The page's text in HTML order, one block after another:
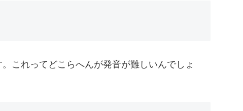
これってどこらへんが発音が難しいんでしょ